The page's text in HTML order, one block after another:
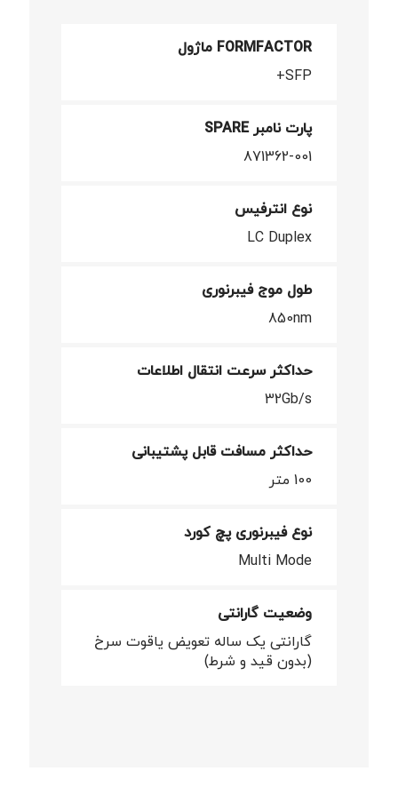
FORMFACTOR ماژول
SFP+
پارت نامبر SPARE
871362-001
نوع انترفیس
LC Duplex
طول موج فیبرنوری
850nm
حداکثر سرعت انتقال اطلاعات
32Gb/s
حداکثر مسافت قابل پشتیبانی
100 متر
نوع فیبرنوری پچ کورد
Multi Mode
وضعیت گارانتی
گارانتی یک ساله تعویض یاقوت سرخ
(بدون قید و شرط)